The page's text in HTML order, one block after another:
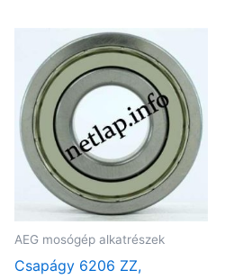
AEG mosógép alkatrészek
Csapágy 6206 ZZ,